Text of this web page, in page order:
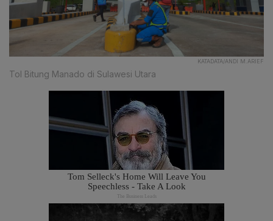
KATADATA/ANDI M.ARIEF
Tol Bitung Manado di Sulawesi Utara